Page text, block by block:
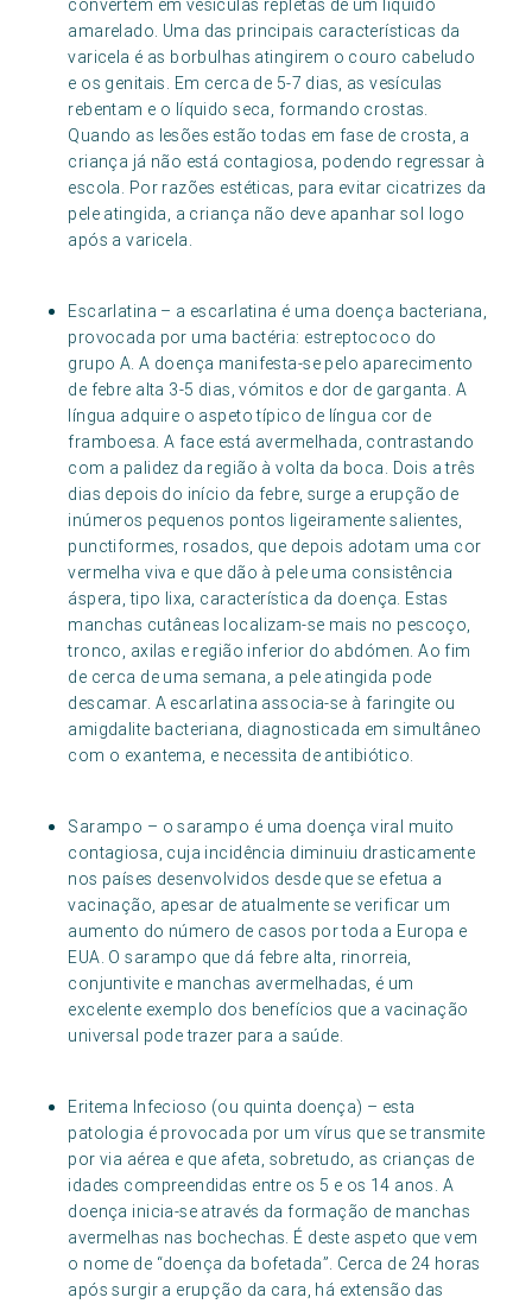
convertem em vesículas repletas de um líquido
amarelado. Uma das principais características da
varicela é as borbulhas atingirem o couro cabeludo
e os genitais. Em cerca de 5-7 dias, as vesículas
rebentam e o líquido seca, formando crostas.
Quando as lesões estão todas em fase de crosta, a
criança já não está contagiosa, podendo regressar à
escola. Por razões estéticas, para evitar cicatrizes da
pele atingida, a criança não deve apanhar sol logo
após a varicela.
Escarlatina – a escarlatina é uma doença bacteriana,
provocada por uma bactéria: estreptococo do
grupo A. A doença manifesta-se pelo aparecimento
de febre alta 3-5 dias, vómitos e dor de garganta. A
língua adquire o aspeto típico de língua cor de
framboesa. A face está avermelhada, contrastando
com a palidez da região à volta da boca. Dois a três
dias depois do início da febre, surge a erupção de
inúmeros pequenos pontos ligeiramente salientes,
punctiformes, rosados, que depois adotam uma cor
vermelha viva e que dão à pele uma consistência
áspera, tipo lixa, característica da doença. Estas
manchas cutâneas localizam-se mais no pescoço,
tronco, axilas e região inferior do abdómen. Ao fim
de cerca de uma semana, a pele atingida pode
descamar. A escarlatina associa-se à faringite ou
amigdalite bacteriana, diagnosticada em simultâneo
com o exantema, e necessita de antibiótico.
Sarampo – o sarampo é uma doença viral muito
contagiosa, cuja incidência diminuiu drasticamente
nos países desenvolvidos desde que se efetua a
vacinação, apesar de atualmente se verificar um
aumento do número de casos por toda a Europa e
EUA. O sarampo que dá febre alta, rinorreia,
conjuntivite e manchas avermelhadas, é um
excelente exemplo dos benefícios que a vacinação
universal pode trazer para a saúde.
Eritema Infecioso (ou quinta doença) – esta
patologia é provocada por um vírus que se transmite
por via aérea e que afeta, sobretudo, as crianças de
idades compreendidas entre os 5 e os 14 anos. A
doença inicia-se através da formação de manchas
avermelhas nas bochechas. É deste aspeto que vem
o nome de “doença da bofetada”. Cerca de 24 horas
após surgir a erupção da cara, há extensão das